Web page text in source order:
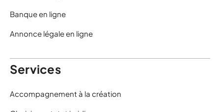
Banque en ligne
Annonce légale en ligne
Services
Accompagnement à la création